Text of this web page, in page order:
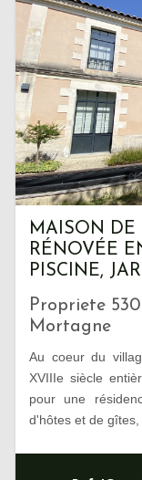
MAISON DE
RÉNOVÉE
PISCINE,
Propriete
Mortagne
Au coeur du
XVIIIe siècle
pour une
d'hôtes et de gîtes,